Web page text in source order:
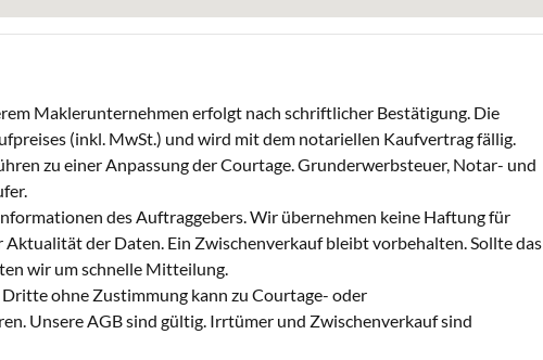
Maklerunternehmen erfolgt nach schriftlicher Bestätigung. Die
(inkl. MwSt.) und wird mit dem notariellen Kaufvertrag fällig.
zu einer Anpassung der Courtage. Grunderwerbsteuer, Notar- und
des Auftraggebers. Wir übernehmen keine Haftung für
der Daten. Ein Zwischenverkauf bleibt vorbehalten. Sollte das
wir um schnelle Mitteilung.
Dritte ohne Zustimmung kann zu Courtage- oder
Unsere AGB sind gültig. Irrtümer und Zwischenverkauf sind